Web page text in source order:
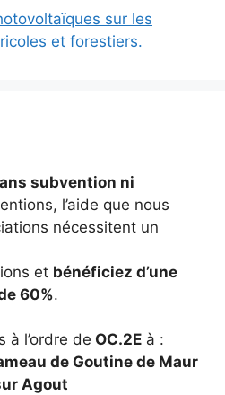
sur les
et forestiers.
subvention ni
l’aide que nous
nécessitent un
et bénéficiez d’une
60%.
à l’ordre de OC.2E à :
de Goutine de Maur
Agout